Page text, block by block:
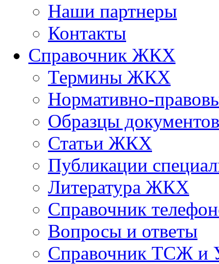
Наши партнеры
Контакты
Справочник ЖКХ
Термины ЖКХ
Нормативно-
Образцы документов
Статьи ЖКХ
Публикации
Литература ЖКХ
Справочник
Вопросы и ответы
Справочник ТСЖ и